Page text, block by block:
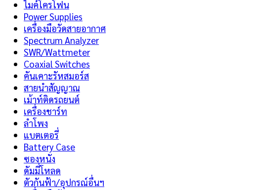
ไมค์โครโฟน
Power Supplies
เครื่องมือวัดสายอากาศ
Spectrum Analyzer
SWR/Wattmeter
Coaxial Switches
คันเคาะรัหสมอร์ส
สายนำสัญญาณ
เม้าท์ติดรถยนต์
เครื่องชาร์ท
ลำโพง
แบตเตอรี่
Battery Case
ซองหนัง
ดัมมี่โหลด
ตัวกันฟ้า/อุปกรณ์อื่นฯ